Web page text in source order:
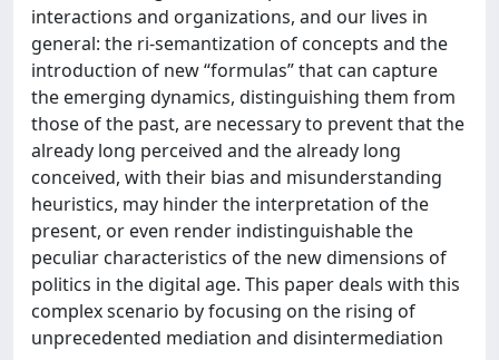
interactions and organizations, and our lives in
general: the ri-semantization of concepts and the
introduction of new “formulas” that can capture
the emerging dynamics, distinguishing them from
those of the past, are necessary to prevent that the
already long perceived and the already long
conceived, with their bias and misunderstanding
heuristics, may hinder the interpretation of the
present, or even render indistinguishable the
peculiar characteristics of the new dimensions of
politics in the digital age. This paper deals with this
complex scenario by focusing on the rising of
unprecedented mediation and disintermediation